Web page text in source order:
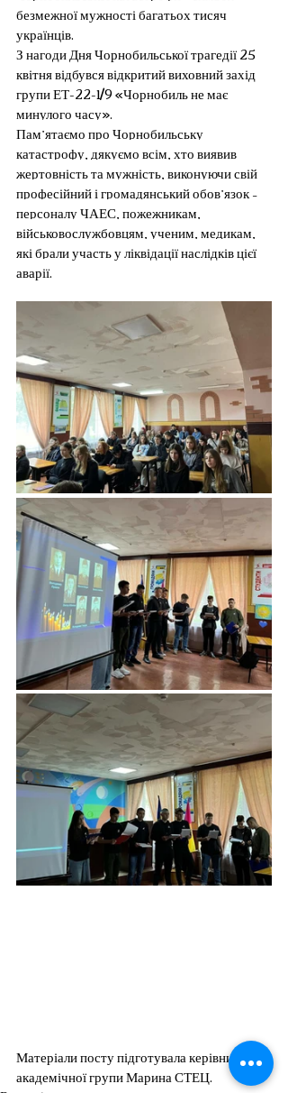
безмежної мужності багатьох тисяч
українців.
З нагоди Дня Чорнобильської трагедії 25
квітня відбувся відкритий виховний захід
групи ЕТ-22-1/9 «Чорнобиль не має
минулого часу».
Пам’ятаємо про Чорнобильську
катастрофу, дякуємо всім, хто виявив
жертовність та мужність, виконуючи свій
професійний і громадянський обов’язок –
персоналу ЧАЕС, пожежникам,
військовослужбовцям, ученим, медикам,
які брали участь у ліквідації наслідків цієї
аварії.
Матеріали посту підготувала керівник
академічної групи Марина СТЕЦ.